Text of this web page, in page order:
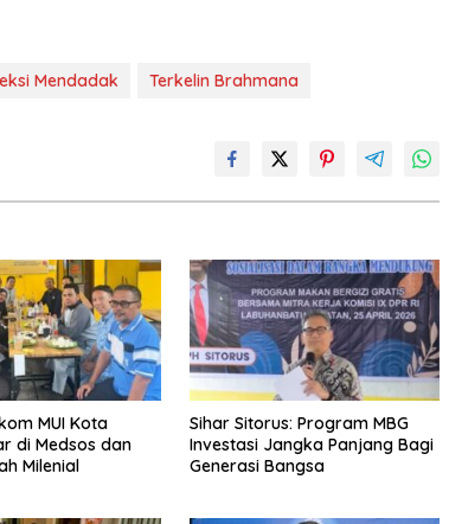
Mendadak Terkelin Brahmana
MUI Kota
di Medsos dan
Milenial
Sihar Sitorus: Program MBG
Investasi Jangka Panjang Bagi
Generasi Bangsa